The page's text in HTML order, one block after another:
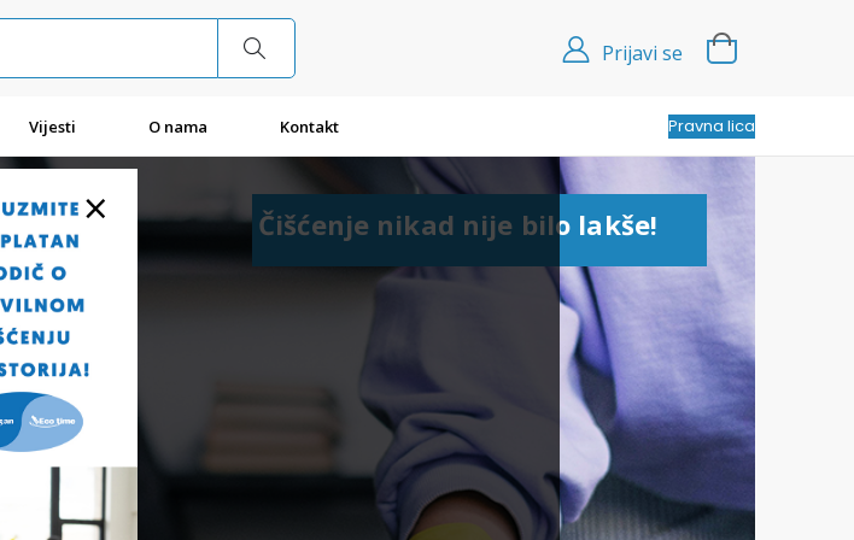
Prijavi se
Vijesti O nama Kontakt Pravna lica
× Čišćenje nikad nije bilo lakše!